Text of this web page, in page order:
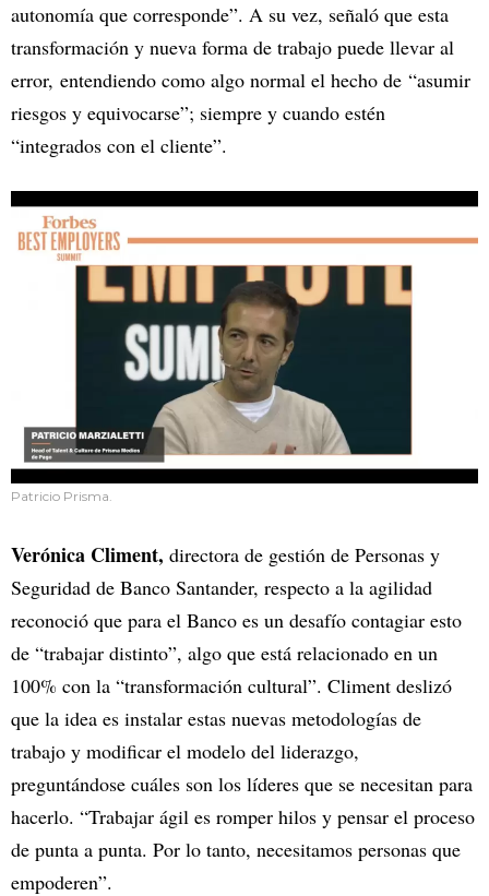
autonomía que corresponde”. A su vez, señaló que esta
transformación y nueva forma de trabajo puede llevar al
error, entendiendo como algo normal el hecho de “asumir
riesgos y equivocarse”; siempre y cuando estén
“integrados con el cliente”.
Patricio Prisma.
Verónica Climent, directora de gestión de Personas y
Seguridad de Banco Santander, respecto a la agilidad
reconoció que para el Banco es un desafío contagiar esto
de “trabajar distinto”, algo que está relacionado en un
100% con la “transformación cultural”. Climent deslizó
que la idea es instalar estas nuevas metodologías de
trabajo y modificar el modelo del liderazgo,
preguntándose cuáles son los líderes que se necesitan para
hacerlo. “Trabajar ágil es romper hilos y pensar el proceso
de punta a punta. Por lo tanto, necesitamos personas que
empoderen”.